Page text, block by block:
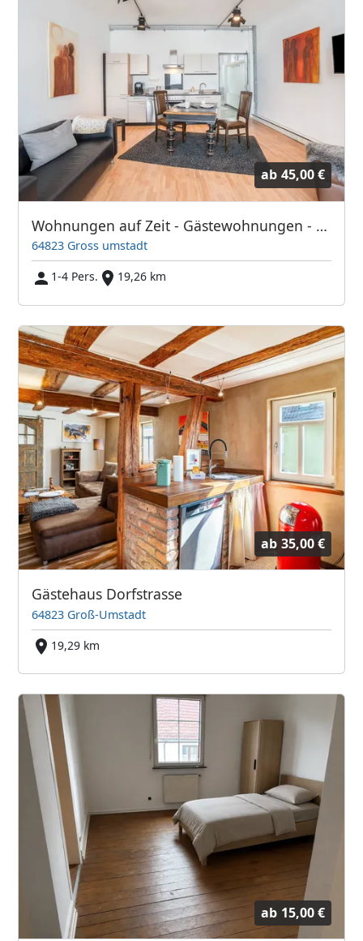
ab 45,00 €
Wohnungen auf Zeit - Gästewohnungen - in Groß-Umstadt
64823 Gross umstadt
1-4 Pers.
19,26 km
ab 35,00 €
Gästehaus Dorfstrasse
64823 Groß-Umstadt
19,29 km
ab 15,00 €